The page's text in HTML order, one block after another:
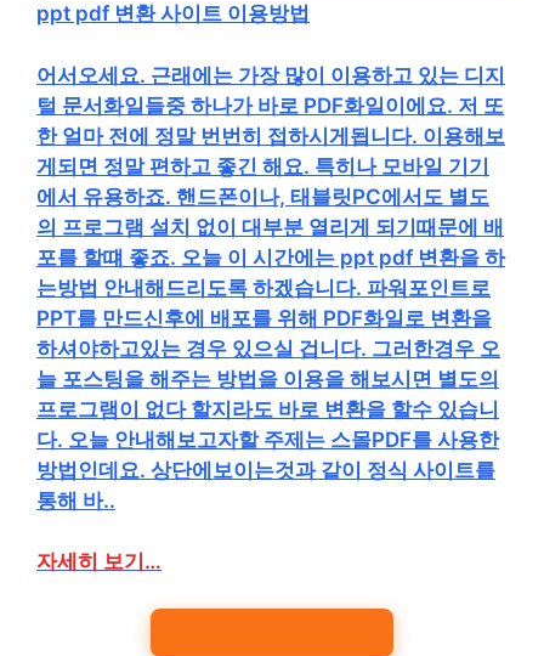
ppt pdf 변환 사이트 이용방법
어서오세요. 근래에는 가장 많이 이용하고 있는 디지
털 문서화일들중 하나가 바로 PDF화일이에요. 저 또
한 얼마 전에 정말 번번히 접하시게됩니다. 이용해보
게되면 정말 편하고 좋긴 해요. 특히나 모바일 기기
에서 유용하죠. 핸드폰이나, 태블릿PC에서도 별도
의 프로그램 설치 없이 대부분 열리게 되기때문에 배
포를 할떄 좋죠. 오늘 이 시간에는 ppt pdf 변환을 하
는방법 안내해드리도록 하겠습니다. 파워포인트로
PPT를 만드신후에 배포를 위해 PDF화일로 변환을
하셔야하고있는 경우 있으실 겁니다. 그러한경우 오
늘 포스팅을 해주는 방법을 이용을 해보시면 별도의
프로그램이 없다 할지라도 바로 변환을 할수 있습니
다. 오늘 안내해보고자할 주제는 스몰PDF를 사용한
방법인데요. 상단에보이는것과 같이 정식 사이트를
통해 바..
자세히 보기…